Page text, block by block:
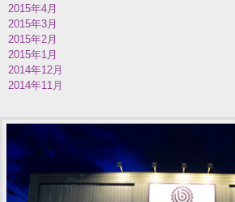
2015年4月
2015年3月
2015年2月
2015年1月
2014年12月
2014年11月